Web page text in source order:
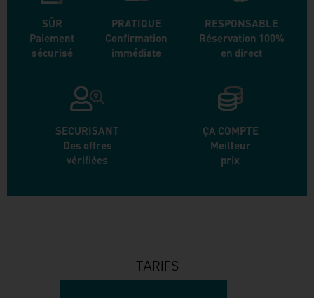
SÛR
Paiement
sécurisé
PRATIQUE
Confirmation
immédiate
RESPONSABLE
Réservation 100%
en direct
SECURISANT
Des offres
vérifiées
ÇA COMPTE
Meilleur
prix
TARIFS